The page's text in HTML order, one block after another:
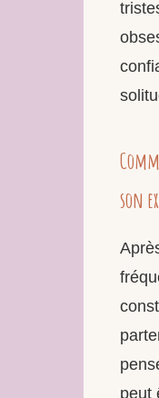
son
peut